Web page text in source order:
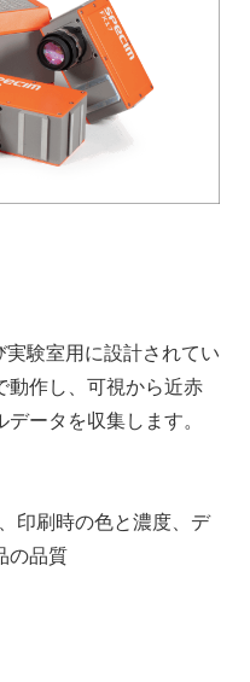
験室用に設計されてい
動作し、可視から近赤
ータを収集します。
印刷時の色と濃度、デ
の品質